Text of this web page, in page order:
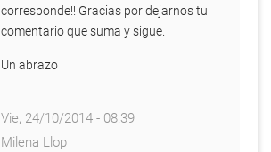
corresponde!! Gracias por dejarnos tu
comentario que suma y sigue.
Un abrazo
Vie, 24/10/2014 - 08:39
Milena Llop